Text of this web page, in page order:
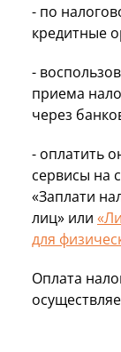
- по
кредитные
-
приема
через
- оплатить
сервисы на
«Заплати
лиц» или
для
Оплата